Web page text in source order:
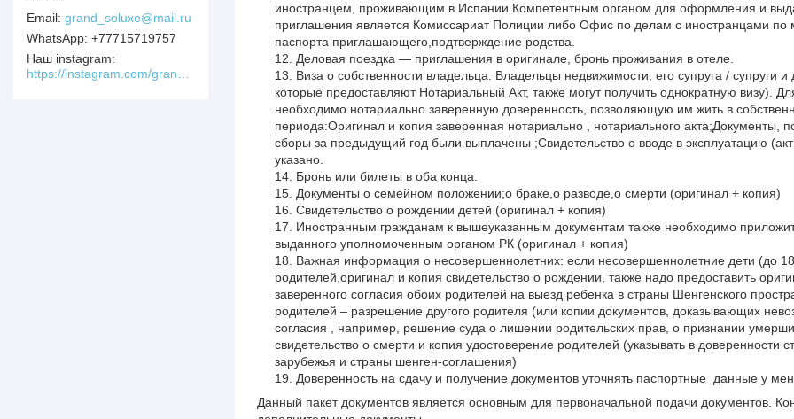
иностранцем, проживающим в Испании.Компетентным органом для оформления и
приглашения является Комиссариат Полиции либо Офис по делам с иностранцами по
паспорта приглашающего,подтверждение родства.
Деловая поездка — приглашения в оригинале, бронь проживания в отеле.
Виза о собственности владельца: Владельцы недвижимости, его супруга / супруги
которые предоставляют Нотариальный Акт, также могут получить однократную визу).
необходимо нотариально заверенную доверенность, позволяющую им жить в
периода:Оригинал и копия заверенная нотариально , нотариального акта;Документы,
сборы за предыдущий год были выплачены ;Свидетельство о вводе в эксплуатацию
указано.
Бронь или билеты в оба конца.
Документы о семейном положении;о браке,о разводе,о смерти (оригинал + копия)
Свидетельство о рождении детей (оригинал + копия)
Иностранным гражданам к вышеуказанным документам также необходимо
выданного уполномоченным органом РК (оригинал + копия)
Важная информация о несовершеннолетних: если несовершеннолетние дети (до 18
родителей,оригинал и копия свидетельство о рождении, также надо предоставить
заверенного согласия обоих родителей на выезд ребенка в страны Шенгенского
родителей – разрешение другого родителя (или копии документов, доказывающих
согласия , например, решение суда о лишении родительских прав, о признании
свидетельство о смерти и копия удостоверение родителей (указывать в доверенности
зарубежья и страны шенген-соглашения)
Доверенность на сдачу и получение документов уточнять паспортные данные у
Данный пакет документов является основным для первоначальной подачи документов.
grand_soluxe@mail.ru
+77715719757
Наш instagram